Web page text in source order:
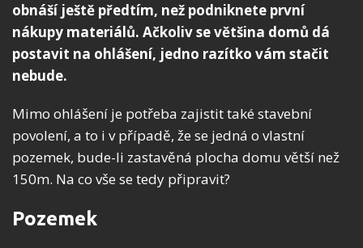
obnáší ještě předtím, než podniknete první
nákupy materiálů. Ačkoliv se většina domů dá
postavit na ohlášení, jedno razítko vám stačit
nebude.
Mimo ohlášení je potřeba zajistit také stavební
povolení, a to i v případě, že se jedná o vlastní
pozemek, bude-li zastavěná plocha domu větší než
150m. Na co vše se tedy připravit?
Pozemek